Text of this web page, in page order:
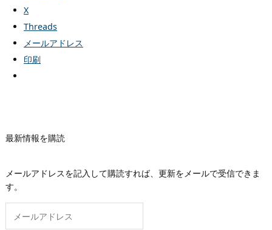
X
Threads
メールアドレス
印刷
最新情報を購読
メールアドレスを記入して購読すれば、更新をメールで受信できま
す。